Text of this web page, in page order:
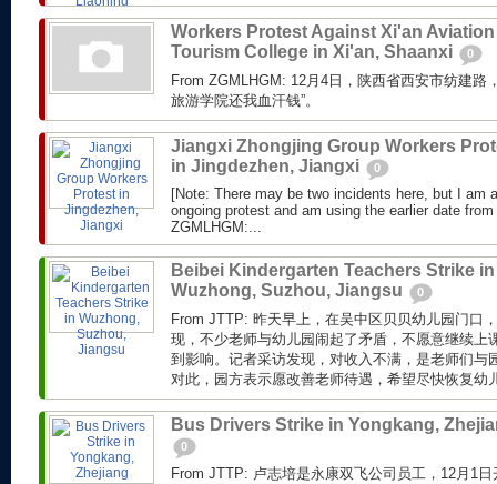
Workers Protest Against Xi'an Aviation
Tourism College in Xi'an, Shaanxi
0
From ZGMLHGM: 12月4日，陕西省西安市纺建路
旅游学院还我血汗钱”。
Jiangxi Zhongjing Group Workers
in Jingdezhen, Jiangxi
0
[Note: There may be two incidents here, but I am
ongoing protest and am using the earlier date
ZGMLHGM:...
Beibei Kindergarten Teachers Strike in
Wuzhong, Suzhou, Jiangsu
0
From JTTP: 昨天早上，在吴中区贝贝幼儿园门口
现，不少老师与幼儿园闹起了矛盾，不愿意继续上
到影响。记者采访发现，对收入不满，是老师们与
对此，园方表示愿改善老师待遇，希望尽快恢复幼
Bus Drivers Strike in Yongkang,
0
From JTTP: 卢志培是永康双飞公司员工，12月1